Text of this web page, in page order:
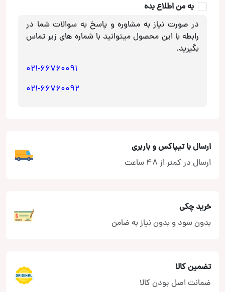
عدد
به من اطلاع بده
در صورت نیاز به مشاوره و پاسخ به سوالات شما در
رابطه با این محصول میتوانید با شماره های زیر تماس
بگیرید.
021-66760091
021-66760092
ارسال با تیپاکس و باربری
ارسال در کمتر از 48 ساعت
خرید چکی
بدون سود و بدون نیاز به ضامن
تضمین کالا
ضمانت اصل بودن کالا